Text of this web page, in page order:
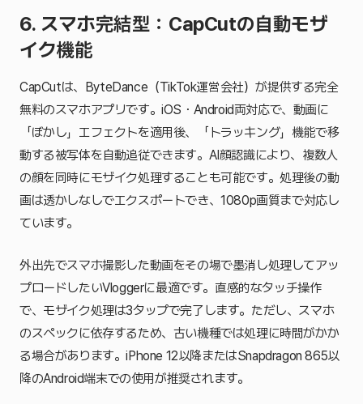
6. スマホ完結型：CapCutの自動モザ
イク機能
CapCutは、ByteDance（TikTok運営会社）が提供する完全
無料のスマホアプリです。iOS・Android両対応で、動画に
「ぼかし」エフェクトを適用後、「トラッキング」機能で移
動する被写体を自動追従できます。AI顔認識により、複数人
の顔を同時にモザイク処理することも可能です。処理後の動
画は透かしなしでエクスポートでき、1080p画質まで対応し
ています。
外出先でスマホ撮影した動画をその場で墨消し処理してアッ
プロードしたいVloggerに最適です。直感的なタッチ操作
で、モザイク処理は3タップで完了します。ただし、スマホ
のスペックに依存するため、古い機種では処理に時間がかか
る場合があります。iPhone 12以降またはSnapdragon 865以
降のAndroid端末での使用が推奨されます。